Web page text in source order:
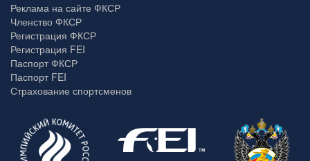
Реклама на сайте ФКСР
Членство ФКСР
Регистрация ФКСР
Регистрация FEI
Паспорт ФКСР
Паспорт FEI
Страхование спортсменов